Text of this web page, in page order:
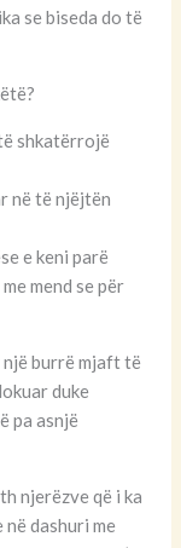
se biseda do të
shkatërrojë
në të njëjtën
e keni parë
mend se për
burrë mjaft të
duke
pa asnjë
njerëzve që i ka
dashuri me